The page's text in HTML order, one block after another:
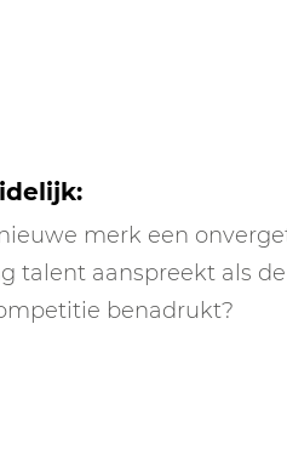
merk een
talent aanspreekt als
benadrukt?